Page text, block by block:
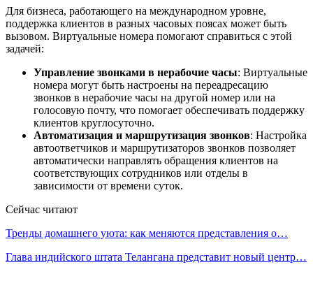
Для бизнеса, работающего на международном уровне,
поддержка клиентов в разных часовых поясах может быть
вызовом. Виртуальные номера помогают справиться с этой
задачей:
Управление звонками в нерабочие часы: Виртуальные
номера могут быть настроены на переадресацию
звонков в нерабочие часы на другой номер или на
голосовую почту, что помогает обеспечивать поддержку
клиентов круглосуточно.
Автоматизация и маршрутизация звонков: Настройка
автоответчиков и маршрутизаторов звонков позволяет
автоматически направлять обращения клиентов на
соответствующих сотрудников или отделы в
зависимости от времени суток.
Сейчас читают
Тренды домашнего уюта: как меняются представления о…
Глава индийского штата Телангана представит новый центр…